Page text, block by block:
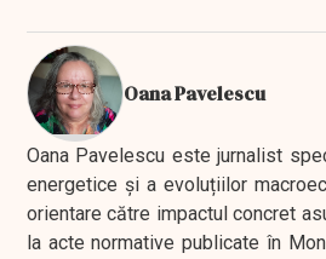
Oana Pavelescu
Oana Pavelescu este jurnalist
energetice și a evoluțiilor
orientare către impactul concret
la acte normative publicate în